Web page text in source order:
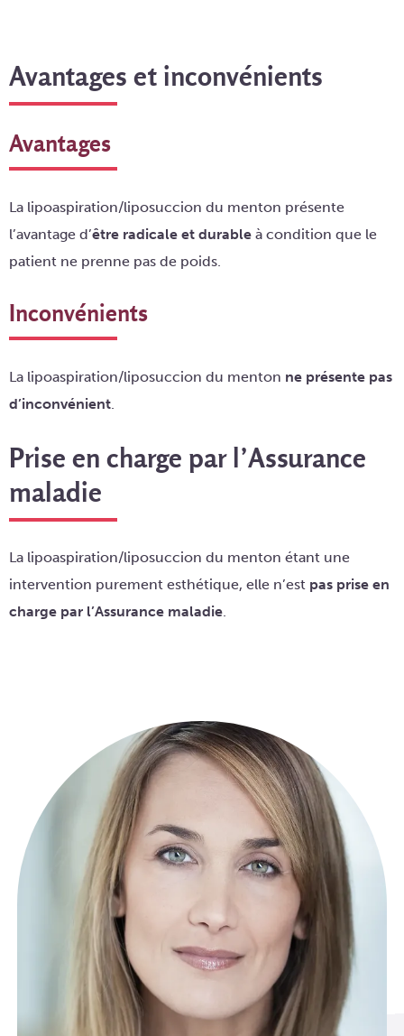
Avantages et inconvénients
Avantages
La lipoaspiration/liposuccion du menton présente
l’avantage d’être radicale et durable à condition que le
patient ne prenne pas de poids.
Inconvénients
La lipoaspiration/liposuccion du menton ne présente pas
d’inconvénient.
Prise en charge par l’Assurance
maladie
La lipoaspiration/liposuccion du menton étant une
intervention purement esthétique, elle n’est pas prise en
charge par l’Assurance maladie.